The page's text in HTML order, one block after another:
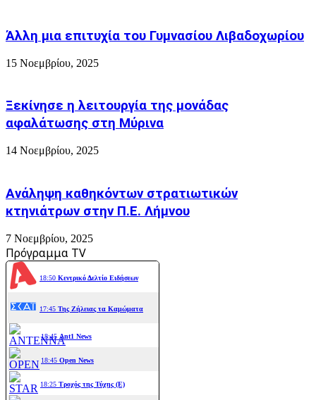
στις
7
μμ
Άλλη μια επιτυχία του Γυμνασίου Λιβαδοχωρίου
15 Νοεμβρίου, 2025
Ξεκίνησε η λειτουργία της μονάδας
αφαλάτωσης στη Μύρινα
14 Νοεμβρίου, 2025
Ανάληψη καθηκόντων στρατιωτικών
κτηνιάτρων στην Π.Ε. Λήμνου
7 Νοεμβρίου, 2025
Πρόγραμμα TV